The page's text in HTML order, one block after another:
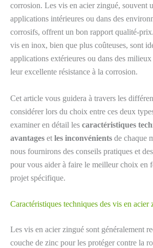
corrosion. Les vis en acier zingué, souvent
applications intérieures ou dans des
corrosifs, offrent un bon rapport qualité-
vis en inox, bien que plus coûteuses, sont
applications extérieures ou dans des
leur excellente résistance à la corrosion.
Cet article vous guidera à travers les
considérer lors du choix entre ces deux
examiner en détail les caractéristiques
avantages et les inconvénients de chaque
nous fournirons des conseils pratiques et
pour vous aider à faire le meilleur choix en
projet spécifique.
Caractéristiques techniques des vis en acier
Les vis en acier zingué sont généralement
couche de zinc pour les protéger contre la